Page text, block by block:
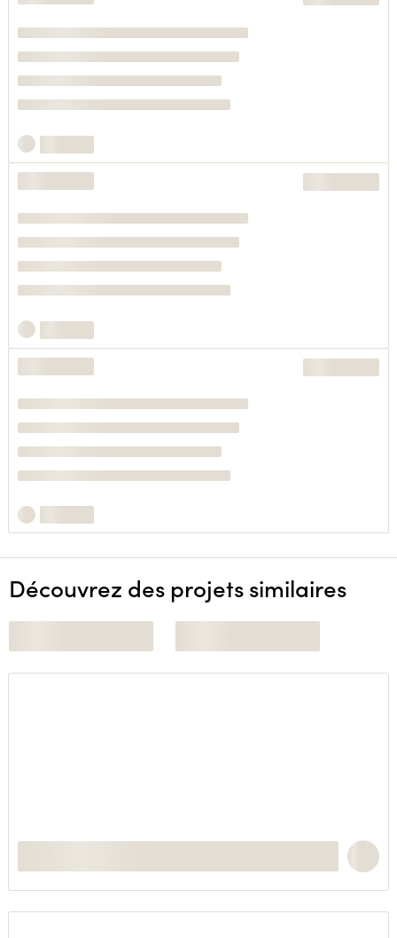
Découvrez des projets similaires